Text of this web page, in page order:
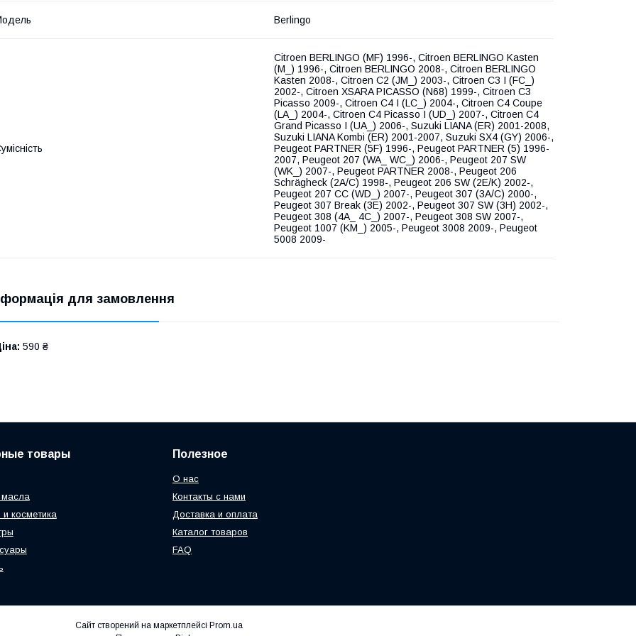
Berlingo
Citroen BERLINGO (MF) 1996-, Citroen BERLINGO Kasten
(M_) 1996-, Citroen BERLINGO 2008-, Citroen BERLINGO
Kasten 2008-, Citroen C2 (JM_) 2003-, Citroen C3 I (FC_)
2002-, Citroen XSARA PICASSO (N68) 1999-, Citroen C3
Picasso 2009-, Citroen C4 I (LC_) 2004-, Citroen C4 Coupe
(LA_) 2004-, Citroen C4 Picasso I (UD_) 2007-, Citroen C4
Grand Picasso I (UA_) 2006-, Suzuki LIANA (ER) 2001-2008,
Suzuki LIANA Kombi (ER) 2001-2007, Suzuki SX4 (GY) 2006-,
Peugeot PARTNER (5F) 1996-, Peugeot PARTNER (5) 1996-
2007, Peugeot 207 (WA_ WC_) 2006-, Peugeot 207 SW
(WK_) 2007-, Peugeot PARTNER 2008-, Peugeot 206
Schrägheck (2A/C) 1998-, Peugeot 206 SW (2E/K) 2002-,
Peugeot 207 CC (WD_) 2007-, Peugeot 307 (3A/C) 2000-,
Peugeot 307 Break (3E) 2002-, Peugeot 307 SW (3H) 2002-,
Peugeot 308 (4A_ 4C_) 2007-, Peugeot 308 SW 2007-,
Peugeot 1007 (KM_) 2005-, Peugeot 3008 2009-, Peugeot
5008 2009-
для замовлення
590 ₴
товары
косметика
Полезное
О нас
Контакты с нами
Доставка и оплата
Каталог товаров
FAQ
Сайт створений на маркетплейсі Prom.ua